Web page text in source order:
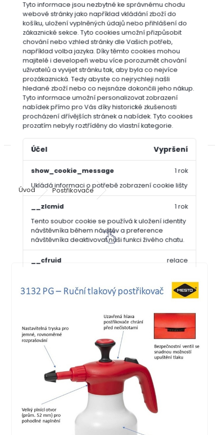
Tyto informace jsou nezbytné ke správnému chodu
webové stránky jako například vkládání zboží do
košíku, uložení vyplněných údajů nebo přihlášení do
zákaznické sekce. Tyto cookies umožní přizpůsobit
chování nebo vzhled stránky dle Vašich potřeb,
například volba jazyka. Díky těmto cookies mohou
majitelé i developeři webu více porozumět chování
uživatelů a vyvijet stránku tak, aby byla co nejvíce
prozákaznická. Tedy abyste co nejrychleji našli
hledané zboží nebo co nejsnáze dokončili jeho nákup.
Tyto informace umožní personalizovat zobrazení
nabídek přímo pro Vás díky historické zkušenosti
procházení dřívějších stránek a nabídek. Tyto cookies
prozatím nebyly roztříděny do vlastní kategorie.
Účel Vypršení
show_cookie_message
Ukládá informaci o potřebě zobrazení cookie lišty
1 rok
__zlcmid
Tento soubor cookie se používá k uložení identity
návštěvníka během návštěv a preference
návštěvníka deaktivovat naši funkci živého chatu.
1 rok
__cfruid
poskytovaných společností Cloudflare – včetně
vyrovnávání zátěže, doručování obsahu
relace
_auth
Zajišťuje bezpečnost procházení návštěvníků tím,
že zabraňuje padělání požadavků mezi
stránkami. Tento soubor cookie je nezbytný pro
bezpečnost webu a návštěvníka.
1 rok
csrftoken
Pomáhá předcházet útokům Cross-Site Request
Forgery (CSRF).
Dárkové
poukazy
Vyberte
značku
Bofix
Cererit
Dicotex
Garlon
Roundup
(Randap)
Travin
Úvod Postřikovače Postřikovač MESTO 3132 PG 1,5 l
Postřikovač MESTO 3132 PG 1,5 l